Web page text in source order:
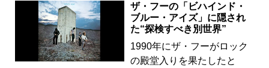
ザ・フーの「ビハインド・
ブルー・アイズ」に隠され
た“探検すべき別世界”
1990年にザ・フーがロック
の殿堂入りを果たしたと